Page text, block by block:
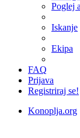
Poglej
Iskanje
Ekipa
FAQ
Prijava
Registriraj se!
Konoplja.org